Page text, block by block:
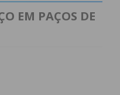
EM PAÇOS DE